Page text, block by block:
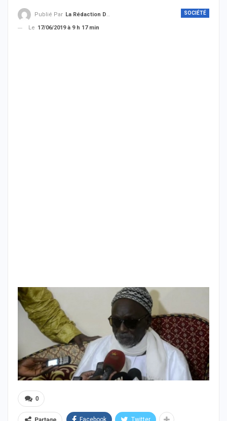
SOCIÉTÉ
Publié Par La Rédaction De THIEYSENEGAL.com
Le 17/06/2019 à 9 h 17 min
0